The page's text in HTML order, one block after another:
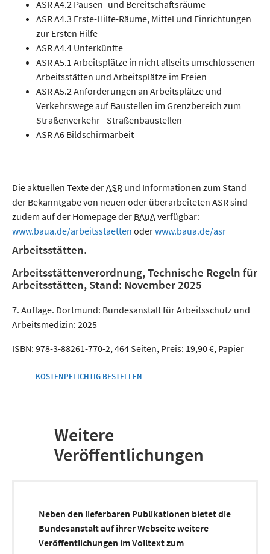
ASR A4.2 Pausen- und Bereitschaftsräume
ASR A4.3 Erste-Hilfe-Räume, Mittel und Einrichtungen
zur Ersten Hilfe
ASR A4.4 Unterkünfte
ASR A5.1 Arbeitsplätze in nicht allseits umschlossenen
Arbeitsstätten und Arbeitsplätze im Freien
ASR A5.2 Anforderungen an Arbeitsplätze und
Verkehrswege auf Baustellen im Grenzbereich zum
Straßenverkehr - Straßenbaustellen
ASR A6 Bildschirmarbeit
Die aktuellen Texte derASR und Informationen zum Stand
der Bekanntgabe von neuen oder überarbeiteten ASR sind
zudem auf der Homepageder BAuAverfügbar:
www.baua.de/arbeitsstaetten oderwww.baua.de/asr
Arbeitsstätten.
Arbeitsstättenverordnung, Technische Regeln für
Arbeitsstätten, Stand: November 2025
7. Auflage. Dortmund: Bundesanstalt für Arbeitsschutz und
Arbeitsmedizin: 2025
ISBN: 978-3-88261-770-2, 464 Seiten, Preis: 19,90 €, Papier
KOSTENPFLICHTIG BESTELLEN
Weitere
Veröffentlichungen
Neben den lieferbaren Publikationen bietet die
Bundesanstalt auf ihrer Webseite weitere
Veröffentlichungen im Volltext zum